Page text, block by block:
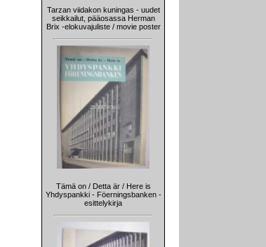
Tarzan viidakon kuningas - uudet
seikkailut, pääosassa Herman
Brix -elokuvajuliste / movie poster
Tämä on / Detta är / Here is
Yhdyspankki - Föerningsbanken -
esittelykirja